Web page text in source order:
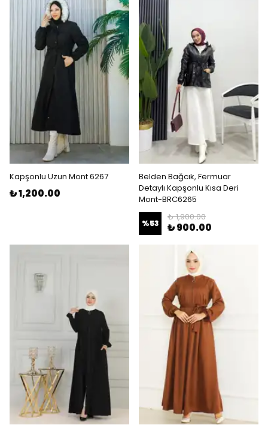
Kapşonlu Uzun Mont 6267
₺ 1,200.00
Belden Bağcık, Fermuar
Detaylı Kapşonlu Kısa Deri
Mont-BRC6265
%53
₺ 1,900.00
₺ 900.00